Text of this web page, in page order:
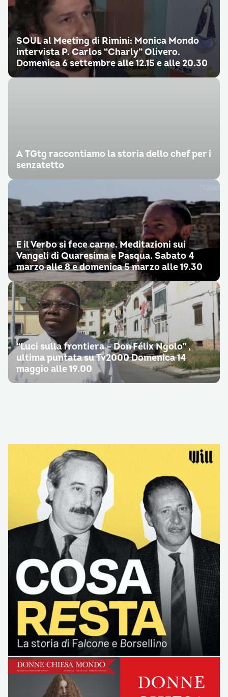
SOUL al Meeting di Rimini: Monica Mondo
intervista P. Carlos “Charly” Olivero.
Domenica 6 settembre alle 12.15 e alle 20.30
A TGtg raccontiamo la storia dello chef per i
senzatetto
E il Verbo si fece carne. Meditazioni sui
Vangeli di Quaresima e Pasqua. Sabato 4
marzo alle 8 e domenica 5 marzo alle 19.30
“Luci sulla frontiera – Don Félix Ngolo” ,
ultima puntata su Tv2000 Domenica 14
maggio alle 19.00